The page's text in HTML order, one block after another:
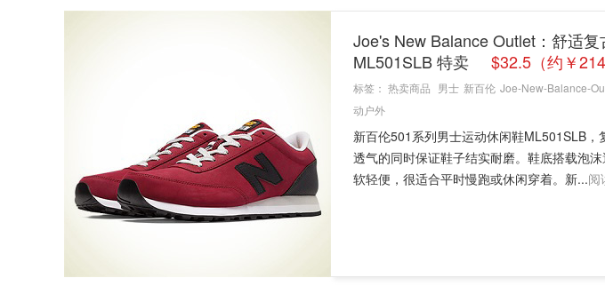
Joe's New Balance Outlet：舒适
ML501SLB 特卖
$32.5（约￥214
标签： 热卖商品 男士 新百伦 Joe-New-Balance-
动户外
新百伦501系列男士运动休闲鞋ML501SLB，
透气的同时保证鞋子结实耐磨。鞋底搭载泡
软轻便，很适合平时慢跑或休闲穿着。新...阅